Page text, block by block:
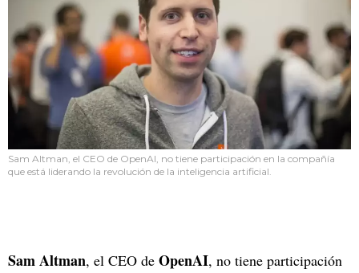
Sam Altman, el CEO de OpenAI, no tiene participación en la compañía
que está liderando la revolución de la inteligencia artificial.
Sam Altman, el CEO de OpenAI, no tiene participación